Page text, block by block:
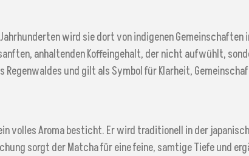
wird sie dort von indigenen Gemeinschaften
anhaltenden Koffeingehalt, der nicht aufwühlt,
und gilt als Symbol für Klarheit,
volles Aroma besticht. Er wird traditionell in der
sorgt der Matcha für eine feine, samtige Tiefe und